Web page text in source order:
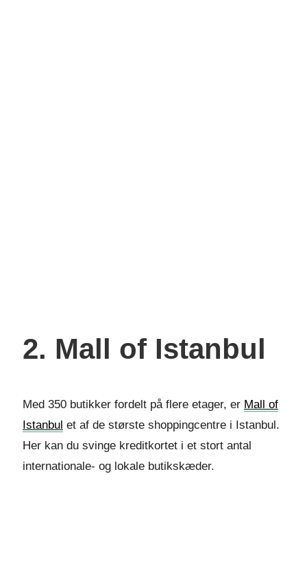
2. Mall of Istanbul
Med 350 butikker fordelt på flere etager, er Mall of
Istanbul et af de største shoppingcentre i Istanbul.
Her kan du svinge kreditkortet i et stort antal
internationale- og lokale butikskæder.